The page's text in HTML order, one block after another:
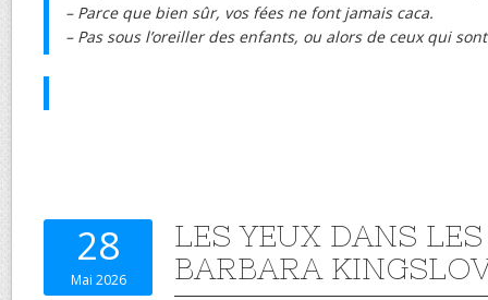
– Parce que bien sûr, vos fées ne font jamais caca.
– Pas sous l’oreiller des enfants, ou alors de ceux qui
28
Mai 2026
LES YEUX DANS
BARBARA